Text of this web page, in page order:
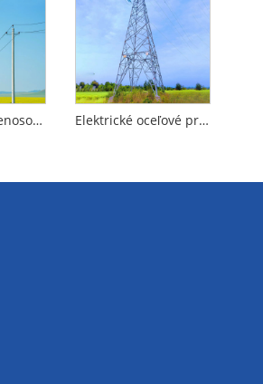
Monopolná prenosová veža Elektrické oceľové profily veže